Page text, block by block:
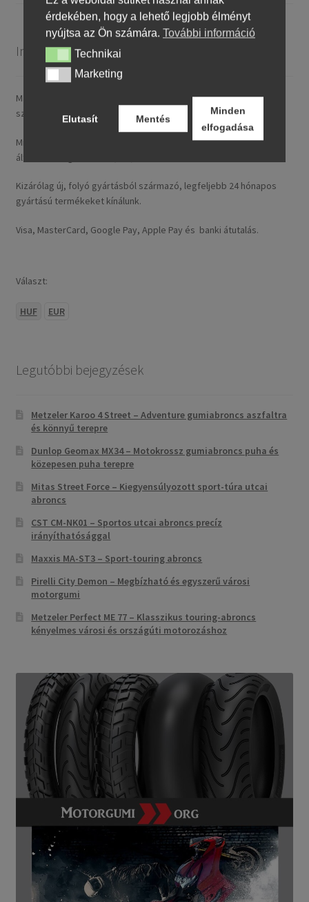
Információ
Magyarországra általában 4–5 munkanapon belül szállítunk. A
szállítási díj rendelésenként 14,95 € / ~ 5737 HUF.
Minden nálunk feltüntetett ár tartalmazza a magyarországi
általános forgalmi adót (ÁFA).
Kizárólag új, folyó gyártásból származó, legfeljebb 24 hónapos
gyártású termékeket kínálunk.
Visa, MasterCard, Google Pay, Apple Pay és banki átutalás.
Választ:
HUF EUR
Legutóbbi bejegyzések
Metzeler Karoo 4 Street – Adventure gumiabroncs aszfaltra
és könnyű terepre
Dunlop Geomax MX34 – Motokrossz gumiabroncs puha és
közepesen puha terepre
Mitas Street Force – Kiegyensúlyozott sport-túra utcai
abroncs
CST CM-NK01 – Sportos utcai abroncs precíz
irányíthatósággal
Maxxis MA-ST3 – Sport-touring abroncs
Pirelli City Demon – Megbízható és egyszerű városi
motorgumi
Metzeler Perfect ME 77 – Klasszikus touring-abroncs
kényelmes városi és országúti motorozáshoz
érdekében, hogy a lehető legjobb élményt
nyújtsa az Ön számára. További információ
TechnikaiTechnikai
MarketingMarketing
Elutasít Mentés
Minden
elfogadása